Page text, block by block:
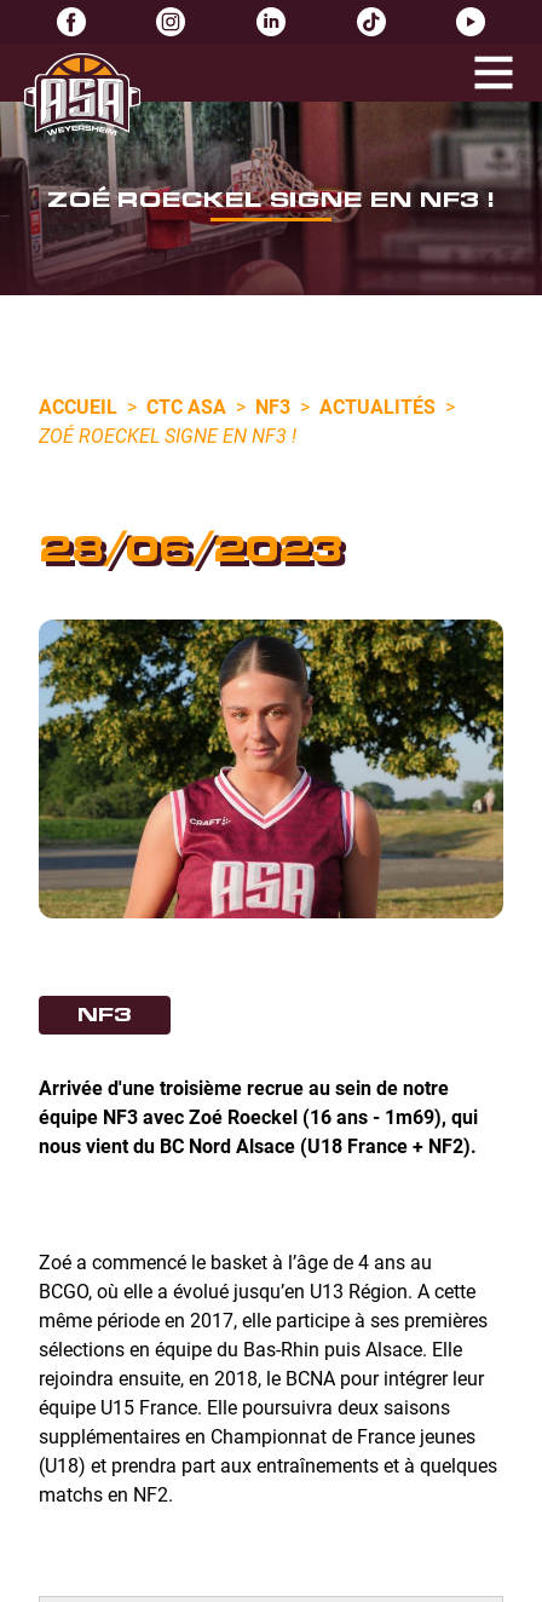
ZOÉ ROECKEL SIGNE EN NF3 !
ACCUEIL > CTC ASA > NF3 > ACTUALITÉS >
ZOÉ ROECKEL SIGNE EN NF3 !
28/06/2023
NF3
Arrivée d'une troisième recrue au sein de notre
équipe NF3 avec Zoé Roeckel (16 ans - 1m69), qui
nous vient du BC Nord Alsace (U18 France + NF2).
Zoé a commencé le basket à l’âge de 4 ans au
BCGO, où elle a évolué jusqu’en U13 Région. A cette
même période en 2017, elle participe à ses premières
sélections en équipe du Bas-Rhin puis Alsace. Elle
rejoindra ensuite, en 2018, le BCNA pour intégrer leur
équipe U15 France. Elle poursuivra deux saisons
supplémentaires en Championnat de France jeunes
(U18) et prendra part aux entraînements et à quelques
matchs en NF2.